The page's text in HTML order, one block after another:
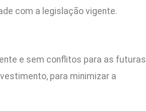
com a legislação vigente.
e sem conflitos para as futuras
para minimizar a